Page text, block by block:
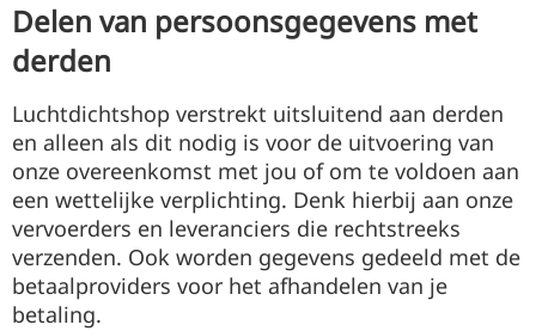
Delen van persoonsgegevens met
derden
Luchtdichtshop verstrekt uitsluitend aan derden
en alleen als dit nodig is voor de uitvoering van
onze overeenkomst met jou of om te voldoen aan
een wettelijke verplichting. Denk hierbij aan onze
vervoerders en leveranciers die rechtstreeks
verzenden. Ook worden gegevens gedeeld met de
betaalproviders voor het afhandelen van je
betaling.